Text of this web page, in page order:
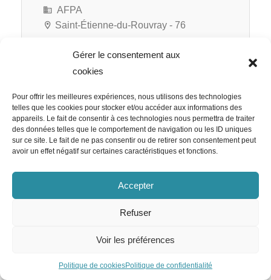
Gérer le consentement aux
cookies
Pour offrir les meilleures expériences, nous utilisons des technologies
telles que les cookies pour stocker et/ou accéder aux informations des
appareils. Le fait de consentir à ces technologies nous permettra de traiter
des données telles que le comportement de navigation ou les ID uniques
sur ce site. Le fait de ne pas consentir ou de retirer son consentement peut
avoir un effet négatif sur certaines caractéristiques et fonctions.
Accepter
Refuser
Voir les préférences
Politique de cookiesPolitique de confidentialité
CDD
AFPA
Saint-Étienne-du-Rouvray - 76
Responsable RH Appels d’Offre
H/F
RATP Cap Île-de-France
Team Emploi